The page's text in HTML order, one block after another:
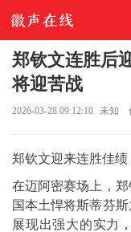
郑钦文连胜后
将迎苦战
2026-03-28 09:12:10 未知
郑钦文迎来连胜佳绩
在迈阿密赛场上，
国本土悍将斯蒂芬斯
展现出强大的实力